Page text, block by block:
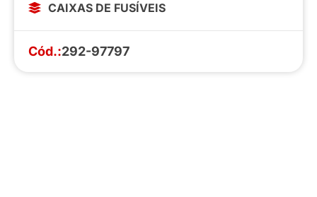
CAIXAS DE FUSÍVEIS
Cód.:292-97797